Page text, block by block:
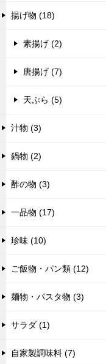
揚げ物 (18)
素揚げ (2)
唐揚げ (7)
天ぷら (5)
汁物 (3)
鍋物 (2)
酢の物 (3)
一品物 (17)
珍味 (10)
ご飯物・パン類 (12)
麺物・パスタ物 (3)
サラダ (1)
自家製調味料 (7)